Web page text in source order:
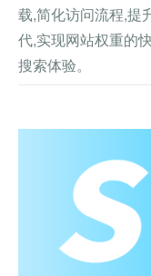
载,简化访问流程,提
代,实现网站权重的
搜索体验。